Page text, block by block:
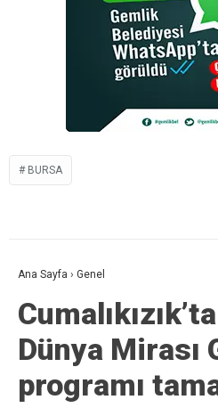
BURSA
Ana Sayfa › Genel
Dünya Mirası
programı